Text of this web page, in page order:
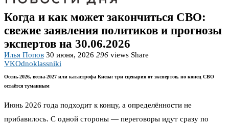
Когда и как может закончиться СВО:
свежие заявления политиков и прогнозы
экспертов на 30.06.2026
Илья Попов 30 июня, 2026 296 views Share
VKOdnoklassniki
Осень-2026, весна-2027 или катастрофа Киева: три сценария от экспертов, но конец СВО
остаётся туманным
Июнь 2026 года подходит к концу, а определённости не
прибавилось. С одной стороны — переговоры идут сразу по